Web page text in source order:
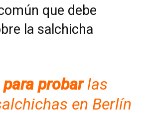
que debe
la salchicha
probarlas
en Berlín